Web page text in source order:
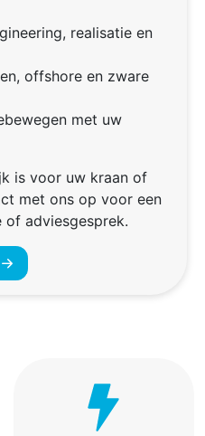
realisatie en
offshore en zware
met uw
is voor uw kraan of
met ons op voor een
of adviesgesprek.